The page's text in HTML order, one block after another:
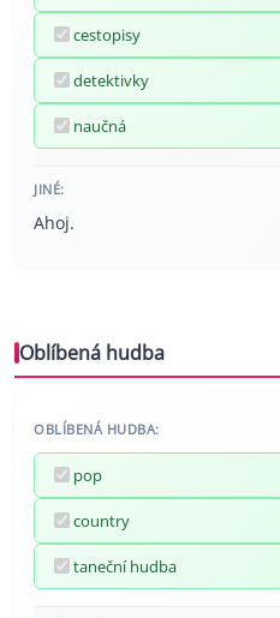
cestopisy
detektivky
naučná
JINÉ:
Ahoj.
Oblíbená hudba
OBLÍBENÁ HUDBA:
pop
country
taneční hudba